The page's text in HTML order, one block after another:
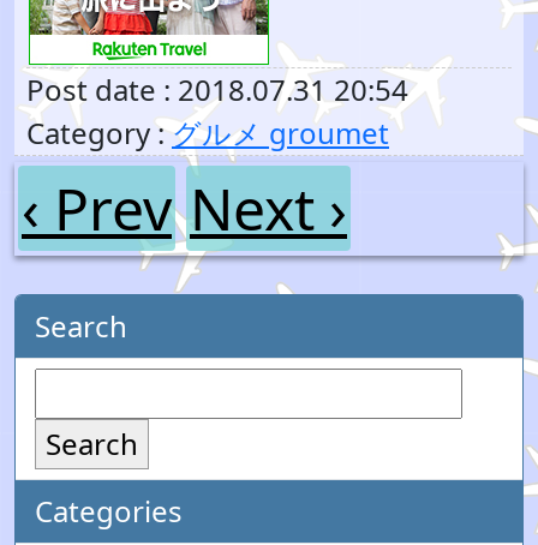
Post date : 2018.07.31 20:54
Category : グルメ groumet
‹ Prev Next ›
Search
Search
Categories